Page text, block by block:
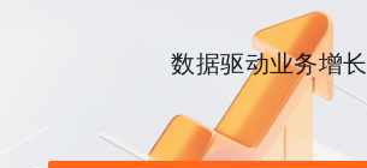
数据驱动业务增长